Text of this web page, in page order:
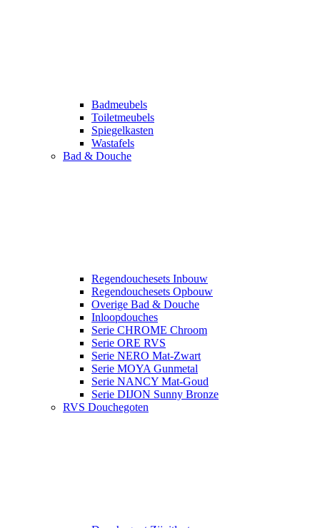
Badmeubels
Toiletmeubels
Spiegelkasten
Wastafels
Bad & Douche
Regendouchesets Inbouw
Regendouchesets Opbouw
Overige Bad & Douche
Inloopdouches
Serie CHROME Chroom
Serie ORE RVS
Serie NERO Mat-Zwart
Serie MOYA Gunmetal
Serie NANCY Mat-Goud
Serie DIJON Sunny Bronze
RVS Douchegoten